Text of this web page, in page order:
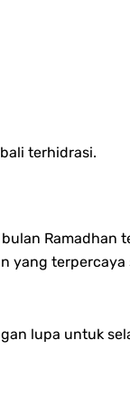
terhidrasi.
Ramadhan
yang terpercaya
lupa untuk